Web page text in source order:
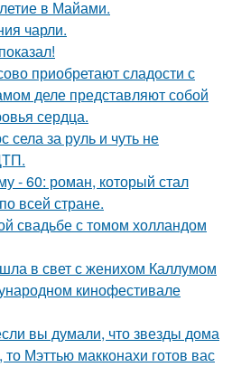
в Майами.
чарли.
приобретают сладости с
деле представляют собой
сердца.
за руль и чуть не
- 60: роман, который стал
всей стране.
свадьбе с томом холландом
в свет с женихом Каллумом
кинофестивале
вы думали, что звезды дома
Мэттью макконахи готов вас